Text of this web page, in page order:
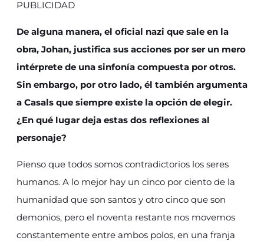
PUBLICIDAD
De alguna manera, el oficial nazi que sale en la
obra, Johan, justifica sus acciones por ser un mero
intérprete de una sinfonía compuesta por otros.
Sin embargo, por otro lado, él también argumenta
a Casals que siempre existe la opción de elegir.
¿En qué lugar deja estas dos reflexiones al
personaje?
Pienso que todos somos contradictorios los seres
humanos. A lo mejor hay un cinco por ciento de la
humanidad que son santos y otro cinco que son
demonios, pero el noventa restante nos movemos
constantemente entre ambos polos, en una franja